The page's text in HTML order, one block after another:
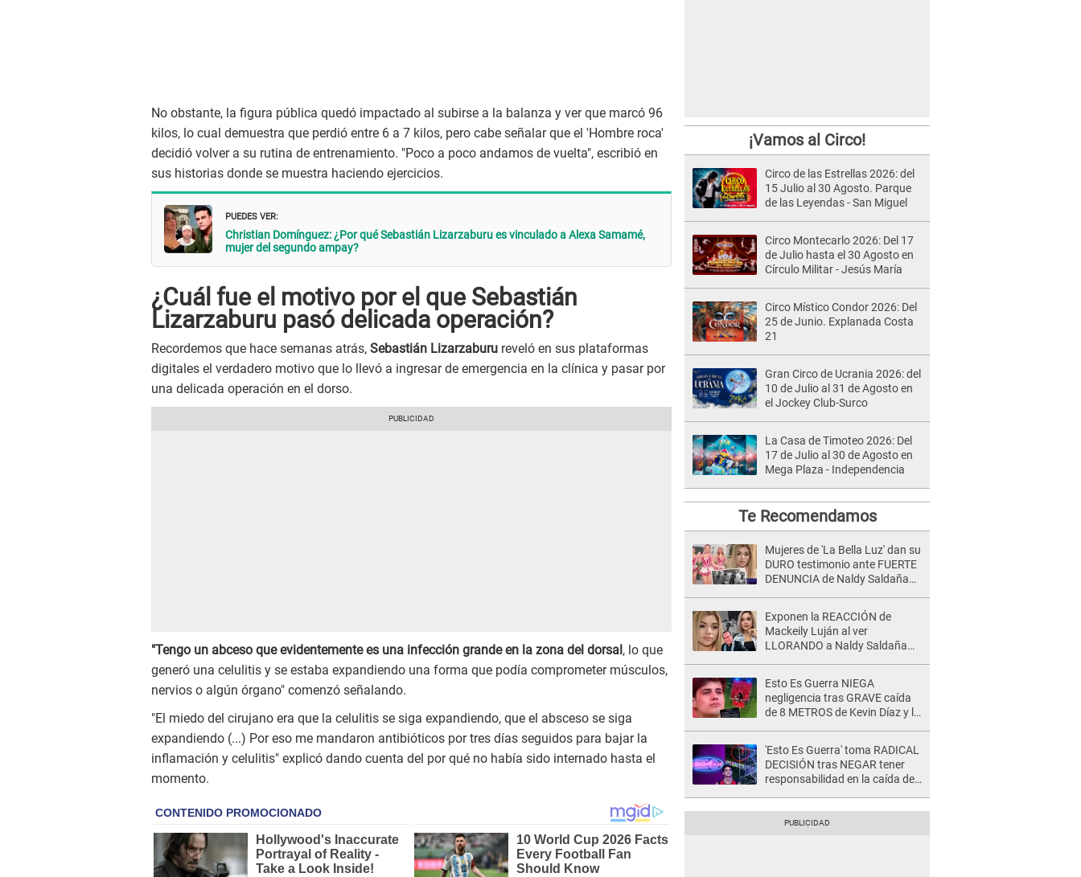
No obstante, la figura pública quedó impactado al subirse a la balanza y ver que marcó 96
kilos, lo cual demuestra que perdió entre 6 a 7 kilos, pero cabe señalar que el 'Hombre roca'
decidió volver a su rutina de entrenamiento. "Poco a poco andamos de vuelta", escribió en
sus historias donde se muestra haciendo ejercicios.
PUEDES VER:
Christian Domínguez: ¿Por qué Sebastián Lizarzaburu es vinculado a Alexa Samamé,
mujer del segundo ampay?
¿Cuál fue el motivo por el que Sebastián
Lizarzaburu pasó delicada operación?
Recordemos que hace semanas atrás, Sebastián Lizarzaburu reveló en sus plataformas
digitales el verdadero motivo que lo llevó a ingresar de emergencia en la clínica y pasar por
una delicada operación en el dorso.
"Tengo un abceso que evidentemente es una infección grande en la zona del dorsal , lo que
generó una celulitis y se estaba expandiendo una forma que podía comprometer músculos,
nervios o algún órgano" comenzó señalando.
"El miedo del cirujano era que la celulitis se siga expandiendo, que el absceso se siga
expandiendo (...) Por eso me mandaron antibióticos por tres días seguidos para bajar la
inflamación y celulitis" explicó dando cuenta del por qué no había sido internado hasta el
momento.
¡Vamos al Circo!
Circo de las Estrellas 2026: del
15 Julio al 30 Agosto. Parque
de las Leyendas - San Miguel
Circo Montecarlo 2026: Del 17
de Julio hasta el 30 Agosto en
Círculo Militar - Jesús María
Circo Místico Condor 2026: Del
25 de Junio. Explanada Costa
21
Gran Circo de Ucrania 2026: del
10 de Julio al 31 de Agosto en
el Jockey Club-Surco
La Casa de Timoteo 2026: Del
17 de Julio al 30 de Agosto en
Mega Plaza - Independencia
Te Recomendamos
Mujeres de 'La Bella Luz' dan su
DURO testimonio ante FUERTE
DENUNCIA de Naldy Saldaña
acusación de apañamiento..."
Exponen la REACCIÓN de
Mackeily Luján al ver
LLORANDO a Naldy Saldaña
Esto Es Guerra NIEGA
negligencia tras GRAVE caída
de 8 METROS de Kevin Díaz y lo
'Esto Es Guerra' toma RADICAL
DECISIÓN tras NEGAR tener
responsabilidad en la caída de